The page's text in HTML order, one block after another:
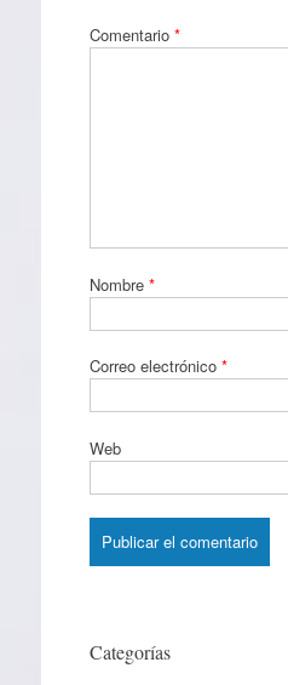
Comentario *
Nombre *
Correo electrónico *
Web
Categorías